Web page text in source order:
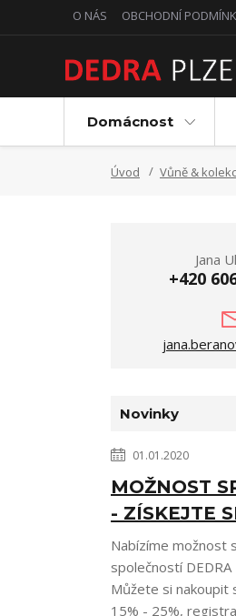
O NÁS OBCHODNÍ
Domácnost
Úvod Vůně &
Jana
+420
Novinky
01.01.2020
MOŽNOST
- ZÍSKEJTE
Nabízíme možnost
společností DEDRA
Můžete si nakoupit
15% - 25%,